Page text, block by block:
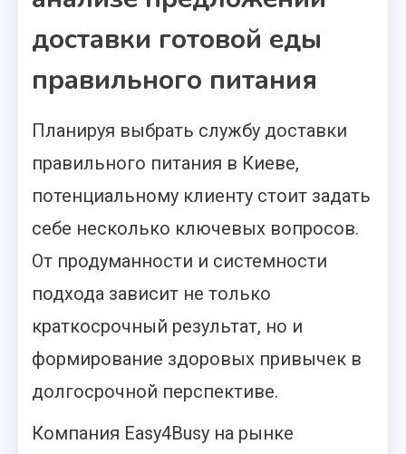
доставки готовой еды
правильного питания
Планируя выбрать службу доставки
правильного питания в Киеве,
потенциальному клиенту стоит задать
себе несколько ключевых вопросов.
От продуманности и системности
подхода зависит не только
краткосрочный результат, но и
формирование здоровых привычек в
долгосрочной перспективе.
Компания Easy4Busy на рынке